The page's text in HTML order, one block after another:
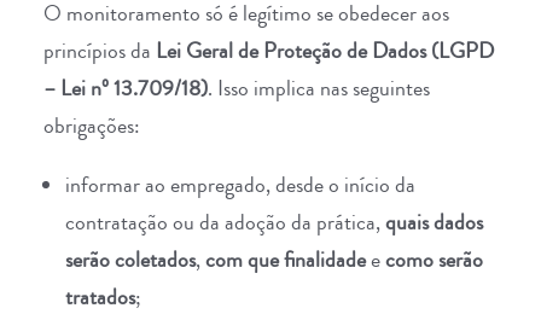
O monitoramento só é legítimo se obedecer aos
princípios da Lei Geral de Proteção de Dados (LGPD
–Lei nº 13.709/18). Isso implica nas seguintes
obrigações:
informar ao empregado, desde o início da
contratação ou da adoção da prática,quais dados
serão coletados,com que finalidadeecomo serão
tratados;